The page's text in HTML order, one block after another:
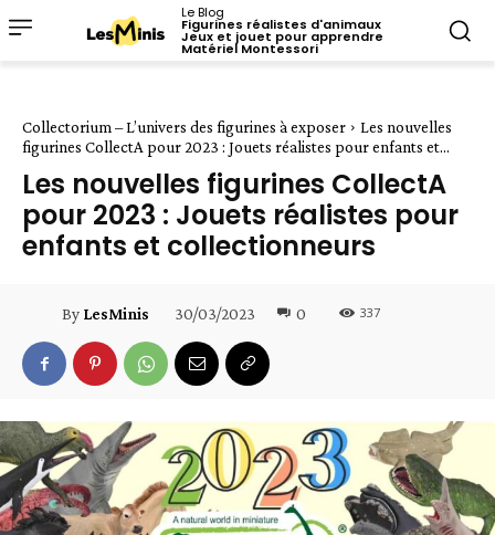
Le Blog
Figurines réalistes d'animaux
Jeux et jouet pour apprendre
Matériel Montessori
Collectorium – L’univers des figurines à exposer
Les nouvelles
figurines CollectA pour 2023 : Jouets réalistes pour enfants et...
Les nouvelles figurines CollectA
pour 2023 : Jouets réalistes pour
enfants et collectionneurs
By LesMinis 30/03/2023 0 337